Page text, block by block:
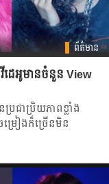
ព័ត៌មាន
ដេអូមាន​ចំនួន View
រជាប្រិយភាពខ្លាំង​
រៀង​ក៏ច្រើន​មិន